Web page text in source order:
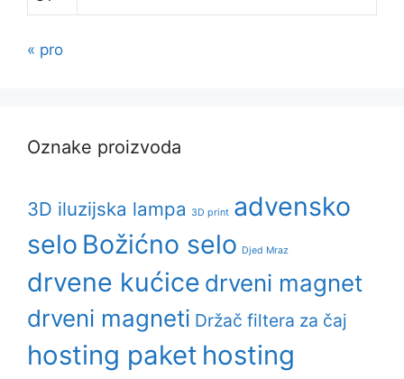
« pro
Oznake proizvoda
3D iluzijska lampa 3D print advensko
selo Božićno selo Djed Mraz
drvene kućice drveni magnet
drveni magneti Držač filtera za čaj
hosting paket hosting